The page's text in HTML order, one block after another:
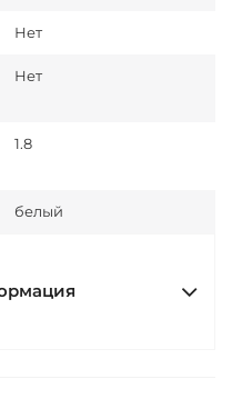
Нет
Нет
1.8
белый